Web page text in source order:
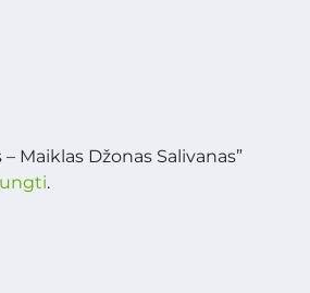
Maiklas Džonas Salivanas”
.